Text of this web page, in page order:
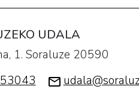
UDALA
1. Soraluze 20590